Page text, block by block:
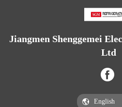
Jiangmen Shenggemei
Ltd